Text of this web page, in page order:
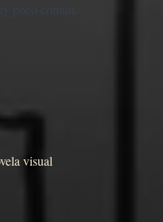
poco común.
visual